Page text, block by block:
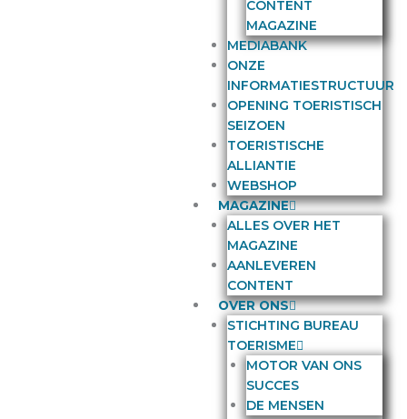
CONTENT
MAGAZINE
MEDIABANK
ONZE
INFORMATIESTRUCTUUR
OPENING TOERISTISCH
SEIZOEN
TOERISTISCHE
ALLIANTIE
WEBSHOP
MAGAZINE
ALLES OVER HET
MAGAZINE
AANLEVEREN
CONTENT
OVER ONS
STICHTING BUREAU
TOERISME
MOTOR VAN ONS
SUCCES
DE MENSEN